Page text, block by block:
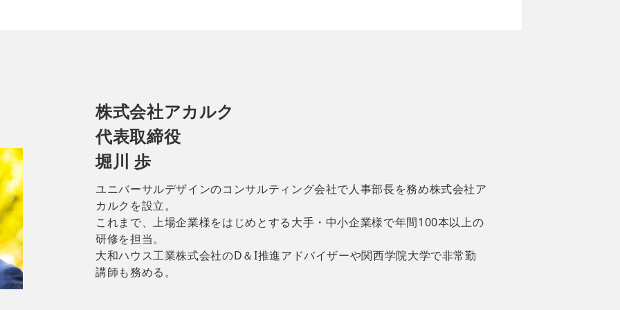
株式会社アカルク
代表取締役
堀川 歩
ユニバーサルデザインのコンサルティング会社で人事部長を務め株式会社ア
カルクを設立。
これまで、上場企業様をはじめとする大手・中小企業様で年間100本以上の
研修を担当。
大和ハウス工業株式会社のD＆I推進アドバイザーや関西学院大学で非常勤
講師も務める。